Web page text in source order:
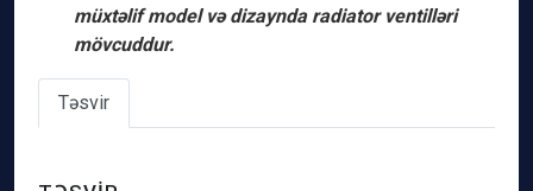
müxtəlif model və dizaynda radiator ventilləri
mövcuddur.
Təsvir